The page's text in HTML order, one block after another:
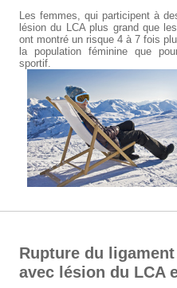
Les femmes, qui participent à
lésion du LCA plus grand que
ont montré un risque 4 à 7 fois
la population féminine que
sportif.
Rupture du
avec lésion du LCA